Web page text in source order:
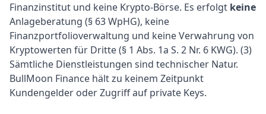
Finanzinstitut und keine Krypto-Börse. Es erfolgt keine
Anlageberatung (§ 63 WpHG), keine
Finanzportfolioverwaltung und keine Verwahrung von
Kryptowerten für Dritte (§ 1 Abs. 1a S. 2 Nr. 6 KWG). (3)
Sämtliche Dienstleistungen sind technischer Natur.
BullMoon Finance hält zu keinem Zeitpunkt
Kundengelder oder Zugriff auf private Keys.